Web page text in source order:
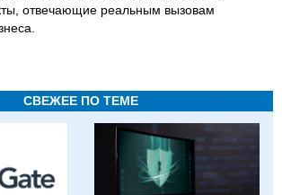
отвечающие реальным вызовам
СВЕЖЕЕ ПО ТЕМЕ